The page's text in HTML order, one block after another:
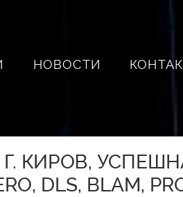
НОВОСТИ
КИРОВ,
DLS, BLAM,